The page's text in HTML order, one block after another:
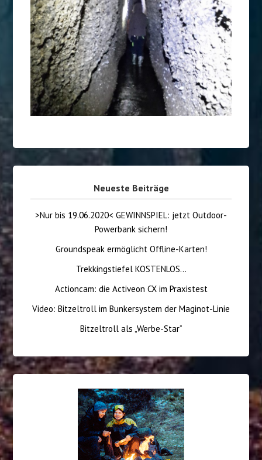
Neueste Beiträge
>Nur bis 19.06.2020< GEWINNSPIEL: jetzt Outdoor-
Powerbank sichern!
Groundspeak ermöglicht Offline-Karten!
Trekkingstiefel KOSTENLOS…
Actioncam: die Activeon CX im Praxistest
Video: Bitzeltroll im Bunkersystem der Maginot-Linie
Bitzeltroll als „Werbe-Star“